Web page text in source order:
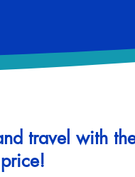
travel with